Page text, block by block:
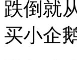
跌倒就
买小企